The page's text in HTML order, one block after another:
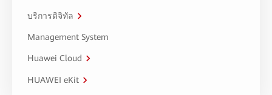
บริการดิจิทัล
Management System
Huawei Cloud
HUAWEI eKit